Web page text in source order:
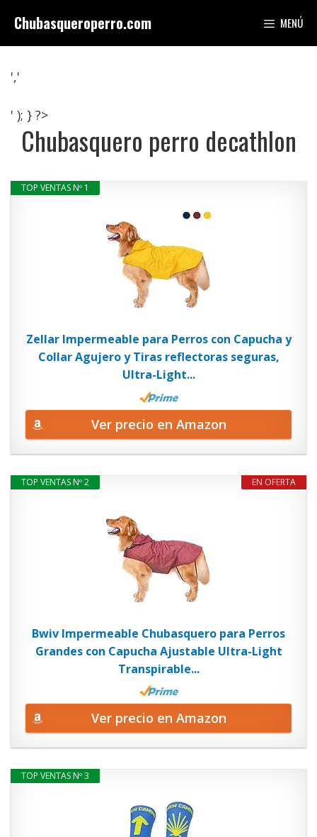
contenido
Chubasqueroperro.com MENÚ
','
' ); } ?>
Chubasquero perro decathlon
TOP VENTAS Nº 1
Zellar Impermeable para Perros con Capucha y
Collar Agujero y Tiras reflectoras seguras,
Ultra-Light...
Ver precio en Amazon
EN OFERTA
TOP VENTAS Nº 2
Bwiv Impermeable Chubasquero para Perros
Grandes con Capucha Ajustable Ultra-Light
Transpirable...
Ver precio en Amazon
TOP VENTAS Nº 3